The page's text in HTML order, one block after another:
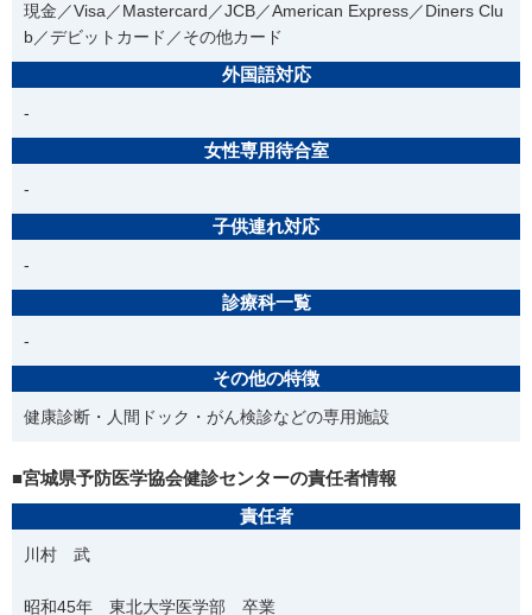
現金／Visa／Mastercard／JCB／American Express／Diners Clu
b／デビットカード／その他カード
外国語対応
-
女性専用待合室
-
子供連れ対応
-
診療科一覧
-
その他の特徴
健康診断・人間ドック・がん検診などの専用施設
■宮城県予防医学協会健診センターの責任者情報
責任者
川村 武
昭和45年 東北大学医学部 卒業